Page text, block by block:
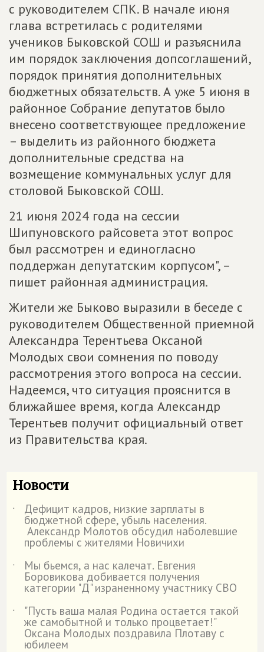
с руководителем СПК. В начале июня
глава встретилась с родителями
учеников Быковской СОШ и разъяснила
им порядок заключения допсоглашений,
порядок принятия дополнительных
бюджетных обязательств. А уже 5 июня в
районное Собрание депутатов было
внесено соответствующее предложение
– выделить из районного бюджета
дополнительные средства на
возмещение коммунальных услуг для
столовой Быковской СОШ.
21 июня 2024 года на сессии
Шипуновского райсовета этот вопрос
был рассмотрен и единогласно
поддержан депутатским корпусом", –
пишет районная администрация.
Жители же Быково выразили в беседе с
руководителем Общественной приемной
Александра Терентьева Оксаной
Молодых свои сомнения по поводу
рассмотрения этого вопроса на сессии.
Надеемся, что ситуация прояснится в
ближайшее время, когда Александр
Терентьев получит официальный ответ
из Правительства края.
Новости
˙ Дефицит кадров, низкие зарплаты в
бюджетной сфере, убыль населения.
Александр Молотов обсудил наболевшие
проблемы с жителями Новичихи
˙
Мы бьемся, а нас калечат. Евгения
Боровикова добивается получения
категории "Д" израненному участнику СВО
˙
"Пусть ваша малая Родина остается такой
же самобытной и только процветает!"
Оксана Молодых поздравила Плотаву с
юбилеем